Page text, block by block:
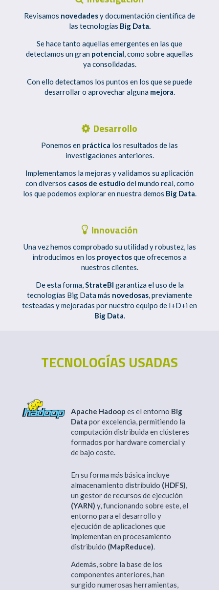
Revisamos novedadesy documentación científica de
las tecnologías Big Data.
Se hace tanto aquellas emergentes en las que
detectamos un gran potencial, como sobre aquellas
ya consolidadas.
Con ello detectamos los puntos en los que se puede
desarrollar o aprovechar alguna mejora.
Desarrollo
Ponemos en práctica los resultados de las
investigaciones anteriores.
Implementamos la mejoras y validamos su aplicación
con diversos casos de estudiodel mundo real, como
los que podemos explorar en nuestra demos Big Data.
Innovación
Una vez hemos comprobado su utilidad y robustez, las
introducimos en los proyectosque ofrecemos a
nuestros clientes.
De esta forma,StrateBI garantiza el uso de la
tecnologías Big Data más novedosas, previamente
testeadas y mejoradas por nuestro equipo de I+D+i en
Big Data.
TECNOLOGÍAS USADAS
Apache Hadoop es el entorno Big
Data por excelencia, permitiendo la
computación distribuida en clústeres
formados por hardware comercial y
de bajo coste.
En su forma más básica incluye
almacenamiento distribuido (HDFS),
un gestor de recursos de ejecución
(YARN) y, funcionando sobre este, el
entorno para el desarrollo y
ejecución de aplicaciones que
implementan en procesamiento
distribuido (MapReduce).
Además, sobre la base de los
componentes anteriores, han
surgido numerosas herramientas,